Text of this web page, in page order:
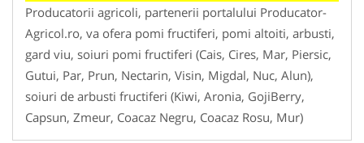
Producatorii agricoli, partenerii portalului Producator-
Agricol.ro, va ofera pomi fructiferi, pomi altoiti, arbusti,
gard viu, soiuri pomi fructiferi (Cais, Cires, Mar, Piersic,
Gutui, Par, Prun, Nectarin, Visin, Migdal, Nuc, Alun),
soiuri de arbusti fructiferi (Kiwi, Aronia, GojiBerry,
Capsun, Zmeur, Coacaz Negru, Coacaz Rosu, Mur)